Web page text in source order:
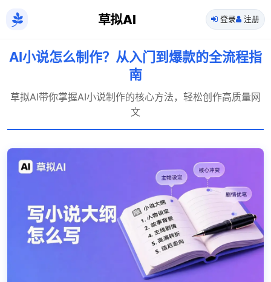
草拟AI 登录 注册
AI小说怎么制作？从入门到爆款的全流程指
南
草拟AI带你掌握AI小说制作的核心方法，轻松创作高质量网
文